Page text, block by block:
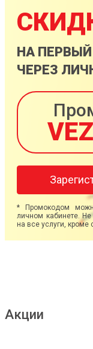
НА
ЧЕРЕЗ
* Промокодом
личном кабинете.
на все услуги, кроме
Акции